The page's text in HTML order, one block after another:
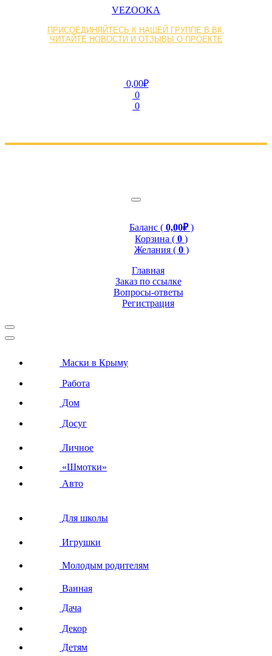
VEZOOKA
ПРИСОЕДИНЯЙТЕСЬ К НАШЕЙ ГРУППЕ В ВК,
ЧИТАЙТЕ НОВОСТИ И ОТЗЫВЫ О ПРОЕКТЕ
0,00₽
0
0
Баланс ( 0,00₽)
Корзина ( 0 )
Желания ( 0 )
Главная
Заказ по ссылке
Вопросы-ответы
Регистрация
Маски в Крыму
Работа
Дом
Досуг
Личное
«Шмотки»
Авто
Для школы
Игрушки
Молодым родителям
Ванная
Дача
Декор
Детям